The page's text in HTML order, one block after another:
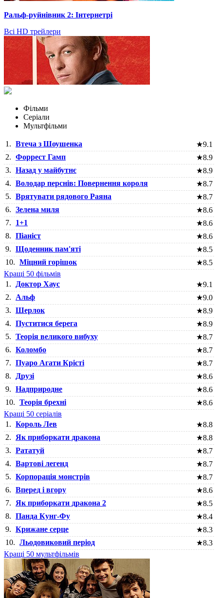
Ральф-руйнівник 2: Інтернетрі
Всі HD трейлери
Фільми
Серіали
Мультфільми
1. Втеча з Шоушенка ★9.1
2. Форрест Гамп ★8.9
3. Назад у майбутнє ★8.9
4. Володар перснів: Повернення короля ★8.7
5. Врятувати рядового Раяна ★8.7
6. Зелена миля ★8.6
7.
1+1 ★8.6
8. Піаніст ★8.6
9. Щоденник пам'яті ★8.5
10. Міцний горішок ★8.5
Кращі 50 фільмів
1.
Доктор Хаус ★9.1
2.
Альф ★9.0
3. Шерлок ★8.9
4. Пуститися берега ★8.9
5. Теорія великого вибуху ★8.7
6. Коломбо ★8.7
7. Пуаро Агати Крісті ★8.7
8.
Друзі ★8.6
9. Надприродне ★8.6
10. Теорія брехні ★8.6
Кращі 50 серіалів
1. Король Лев ★8.8
2.
Як приборкати дракона ★8.8
3. Рататуй ★8.7
4. Вартові легенд ★8.7
5. Корпорація монстрів ★8.7
6. Вперед і вгору ★8.6
7.
Як приборкати дракона 2 ★8.5
8. Панда Кунг-Фу ★8.4
9. Крижане серце ★8.3
10. Льодовиковий період ★8.3
Кращі 50 мультфільмів